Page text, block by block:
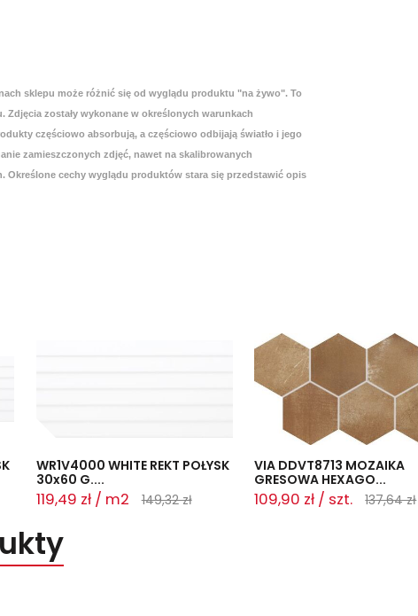
sklepu może różnić się od wyglądu produktu "na żywo". To
zostały wykonane w określonych warunkach
częściowo absorbują, a częściowo odbijają światło i jego
zamieszczonych zdjęć, nawet na skalibrowanych
cechy wyglądu produktów stara się przedstawić opis
WR1V4000 WHITE REKT POŁYSK
30x60 G....
119,49 zł / m2 149,32 zł
VIA DDVT8713 MOZAIKA
GRESOWA HEXAGO...
109,90 zł / szt. 137,64 zł